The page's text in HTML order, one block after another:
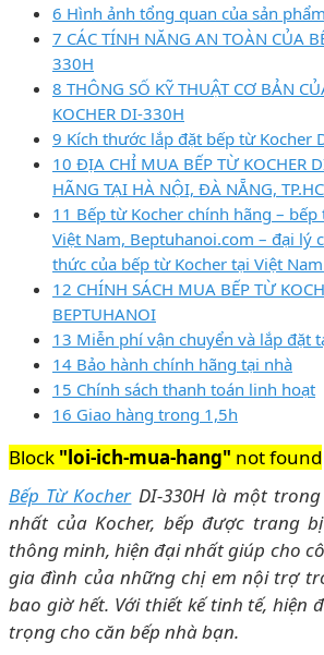
6 Hình ảnh tổng quan của sản phẩm
7 CÁC TÍNH NĂNG AN TOÀN CỦA
330H
8 THÔNG SỐ KỸ THUẬT CƠ BẢN
KOCHER DI-330H
9 Kích thước lắp đặt bếp từ Kocher
10 ĐỊA CHỈ MUA BẾP TỪ KOCHER
HÃNG TẠI HÀ NỘI, ĐÀ NẴNG,
11 Bếp từ Kocher chính hãng –
Việt Nam, Beptuhanoi.com – đại lý
thức của bếp từ Kocher tại Việt
12 CHÍNH SÁCH MUA BẾP TỪ
BEPTUHANOI
13 Miễn phí vận chuyển và lắp đặt
14 Bảo hành chính hãng tại nhà
15 Chính sách thanh toán linh hoạt
16 Giao hàng trong 1,5h
Block "loi-ich-mua-hang" not found
Bếp Từ KocherDI-330H là một
nhất của Kocher, bếp được trang
thông minh, hiện đại nhất giúp cho
gia đình của những chị em nội trợ
bao giờ hết. Với thiết kế tinh tế, hiện
trọng cho căn bếp nhà bạn.